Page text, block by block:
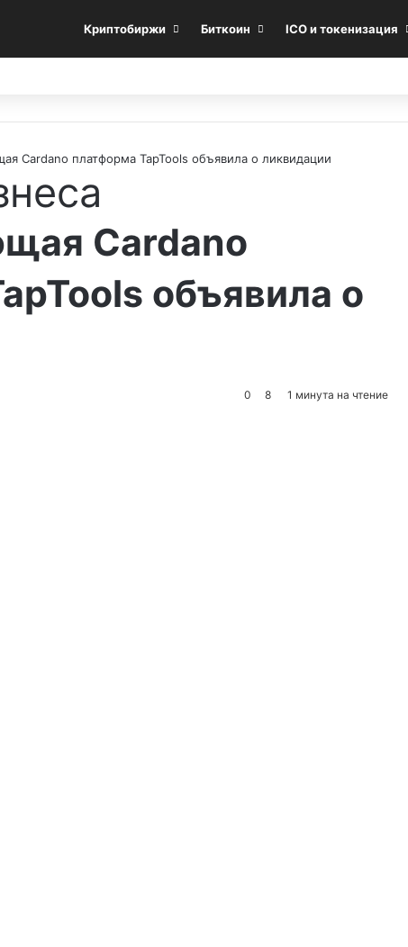
Криптобиржи Биткоин ICO и токенизация
Cardano платформа TapTools объявила о ликвидации
Cardano
объявила о
0 8 1 минута на чтение